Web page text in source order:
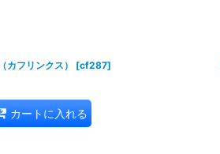
カフリンクス） [cf287]
カートに入れる